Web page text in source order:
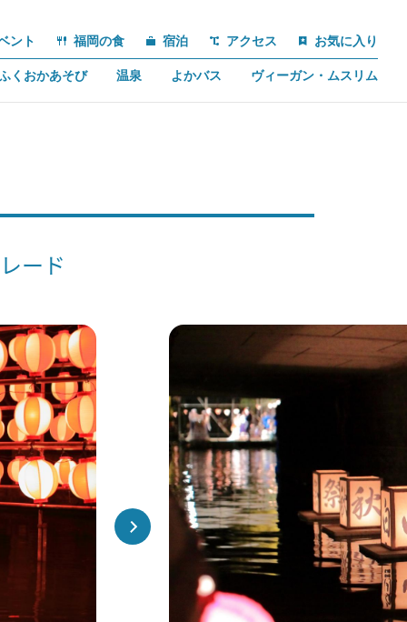
ント 福岡の食 宿泊 アクセス お気に入り
くおかあそび 温泉 よかバス ヴィーガン・ムスリム
ード